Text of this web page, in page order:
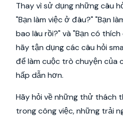
Thay vì sử dụng những câu
"Bạn làm việc ở đâu?" "Bạn
bao lâu rồi?" và "Bạn có
hãy tận dụng các câu hỏi
để làm cuộc trò chuyện của
hấp dẫn hơn.
Hãy hỏi về những thử thách
trong công việc, những trải